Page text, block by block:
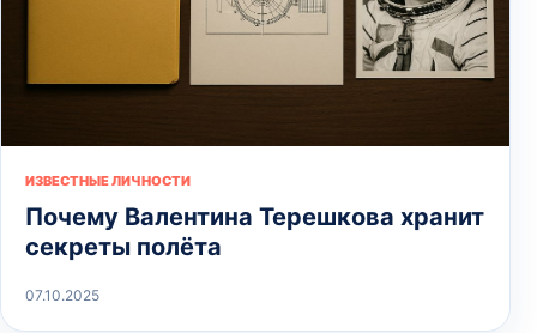
ИЗВЕСТНЫЕ ЛИЧНОСТИ
Почему Валентина Терешкова хранит
секреты полёта
07.10.2025